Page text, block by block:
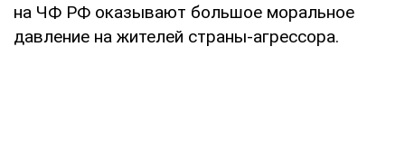
на ЧФ РФ оказывают большое моральное
давление на жителей страны-агрессора.